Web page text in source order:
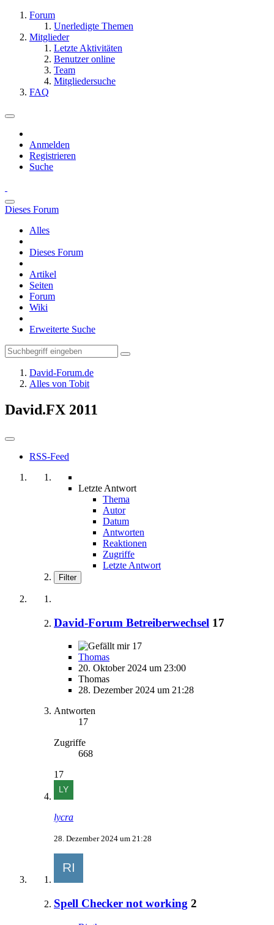
Forum
Unerledigte Themen
Mitglieder
Letzte Aktivitäten
Benutzer online
Team
Mitgliedersuche
FAQ
Anmelden
Registrieren
Suche
Dieses Forum
Alles
Dieses Forum
Artikel
Seiten
Forum
Wiki
Erweiterte Suche
David-Forum.de
Alles von Tobit
David.FX 2011
RSS-Feed
Letzte Antwort
Thema
Autor
Datum
Antworten
Reaktionen
Zugriffe
Letzte Antwort
Filter
David-Forum Betreiberwechsel 17
17
Thomas
20. Oktober 2024 um 23:00
Thomas
28. Dezember 2024 um 21:28
Antworten
17
Zugriffe
668
17
lycra
28. Dezember 2024 um 21:28
Spell Checker not working 2